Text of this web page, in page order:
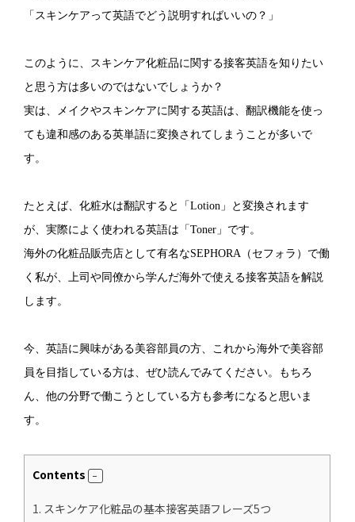
「スキンケアって英語でどう説明すればいいの？」
このように、スキンケア化粧品に関する接客英語を知りたい
と思う方は多いのではないでしょうか？
実は、メイクやスキンケアに関する英語は、翻訳機能を使っ
ても違和感のある英単語に変換されてしまうことが多いで
す。
たとえば、化粧水は翻訳すると「Lotion」と変換されます
が、実際によく使われる英語は「Toner」です。
海外の化粧品販売店として有名なSEPHORA（セフォラ）で働
く私が、上司や同僚から学んだ海外で使える接客英語を解説
します。
今、英語に興味がある美容部員の方、これから海外で美容部
員を目指している方は、ぜひ読んでみてください。もちろ
ん、他の分野で働こうとしている方も参考になると思いま
す。
Contents
1. スキンケア化粧品の基本接客英語フレーズ5つ